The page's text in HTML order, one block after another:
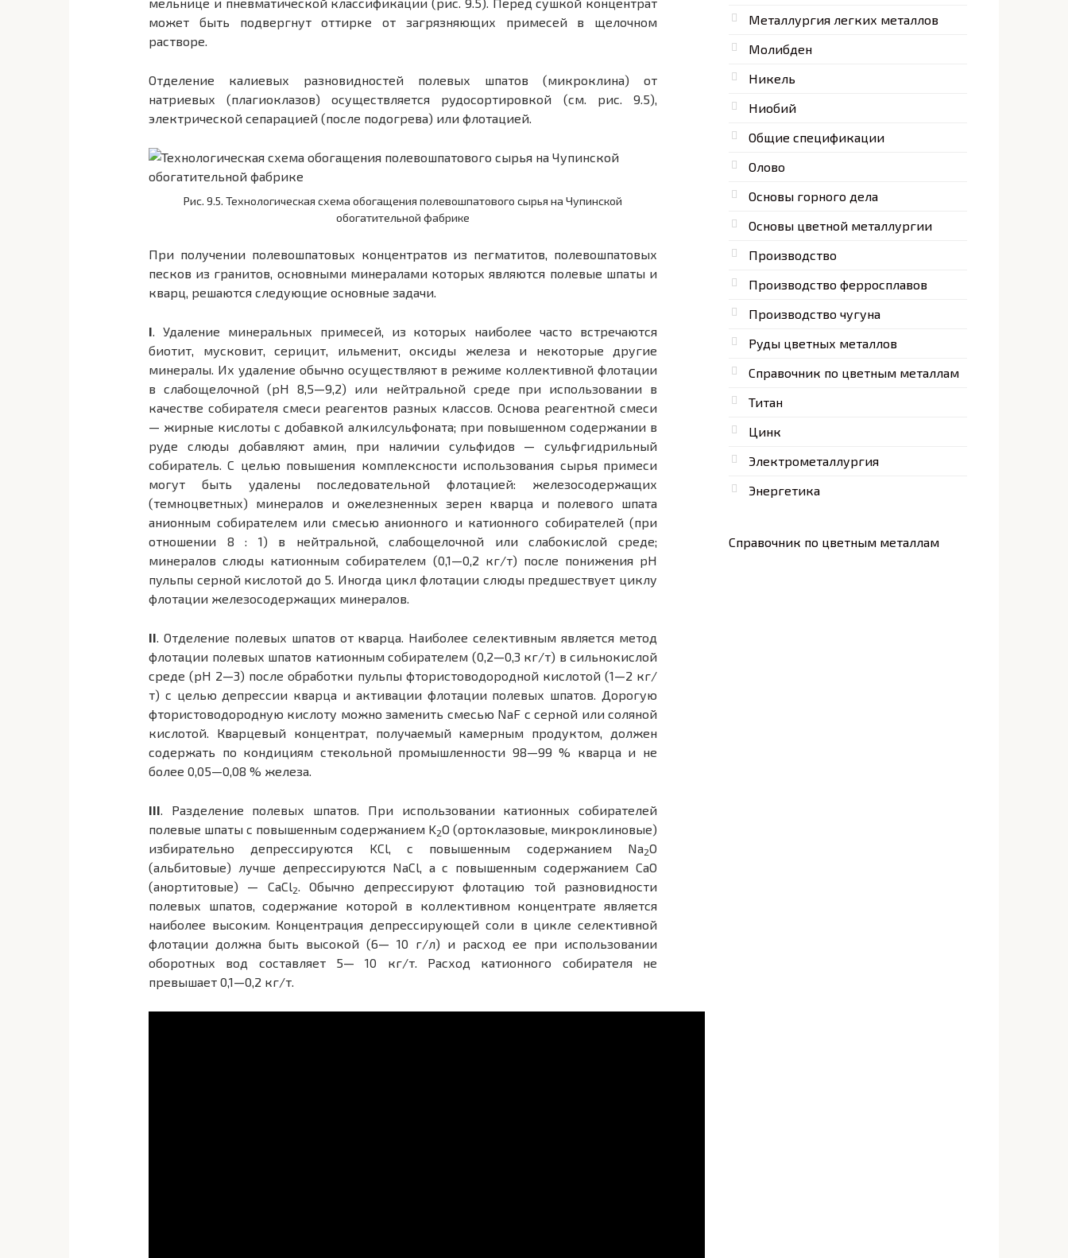
может быть подвергнут оттирке от загрязняющих примесей в щелочном
растворе.
Отделение калиевых разновидностей полевых шпатов (микроклина) от
натриевых (плагиоклазов) осуществляется рудосортировкой (см. рис. 9.5),
электрической сепарацией (после подогрева) или флотацией.
Рис. 9.5. Технологическая схема обогащения полевошпатового сырья на Чупинской
обогатительной фабрике
При получении полевошпатовых концентратов из пегматитов, полевошпатовых
песков из гранитов, основными минералами которых являются полевые шпаты и
кварц, решаются следующие основные задачи.
I. Удаление минеральных примесей, из которых наиболее часто встречаются
биотит, мусковит, серицит, ильменит, оксиды железа и некоторые другие
минералы. Их удаление обычно осуществляют в режиме коллективной флотации
в слабощелочной (pH 8,5—9,2) или нейтральной среде при использовании в
качестве собирателя смеси реагентов разных классов. Основа реагентной смеси
— жирные кислоты с добавкой алкилсульфоната; при повышенном содержании в
руде слюды добавляют амин, при наличии сульфидов — сульфгидрильный
собиратель. С целью повышения комплексности использования сырья примеси
могут быть удалены последовательной флотацией: железосодержащих
(темноцветных) минералов и ожелезненных зерен кварца и полевого шпата
анионным собирателем или смесью анионного и катионного собирателей (при
отношении 8 : 1) в нейтральной, слабощелочной или слабокислой среде;
минералов слюды катионным собирателем (0,1—0,2 кг/т) после понижения pH
пульпы серной кислотой до 5. Иногда цикл флотации слюды предшествует циклу
флотации железосодержащих минералов.
II. Отделение полевых шпатов от кварца. Наиболее селективным является метод
флотации полевых шпатов катионным собирателем (0,2—0,3 кг/т) в сильнокислой
среде (pH 2—3) после обработки пульпы фтористоводородной кислотой (1—2 кг/
т) с целью депрессии кварца и активации флотации полевых шпатов. Дорогую
фтористоводородную кислоту можно заменить смесью NaF с серной или соляной
кислотой. Кварцевый концентрат, получаемый камерным продуктом, должен
содержать по кондициям стекольной промышленности 98—99 % кварца и не
более 0,05—0,08 % железа.
III. Разделение полевых шпатов. При использовании катионных собирателей
полевые шпаты с повышенным содержанием K2O (ортоклазовые, микроклиновые)
избирательно депрессируются KCl, с повышенным содержанием Na2O
(альбитовые) лучше депрессируются NaCl, а с повышенным содержанием CaO
(анортитовые) — CaCl2. Обычно депрессируют флотацию той разновидности
полевых шпатов, содержание которой в коллективном концентрате является
наиболее высоким. Концентрация депрессирующей соли в цикле селективной
флотации должна быть высокой (6— 10 г/л) и расход ее при использовании
оборотных вод составляет 5— 10 кг/т. Расход катионного собирателя не
превышает 0,1—0,2 кг/т.
Металлургия легких металлов
Молибден
Никель
Ниобий
Общие спецификации
Олово
Основы горного дела
Основы цветной металлургии
Производство
Производство ферросплавов
Производство чугуна
Руды цветных металлов
Справочник по цветным металлам
Титан
Цинк
Электрометаллургия
Энергетика
Справочник по цветным металлам